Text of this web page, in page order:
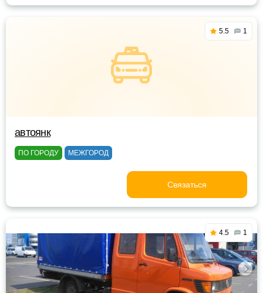
5.5 1
автоянк
ПО ГОРОДУ МЕЖГОРОД
Связаться
4.5 1